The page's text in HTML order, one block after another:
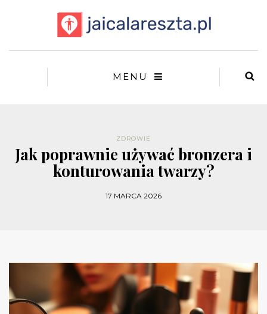
MENU
ZDROWIE
Jak poprawnie używać bronzera i
konturowania twarzy?
17 MARCA 2026